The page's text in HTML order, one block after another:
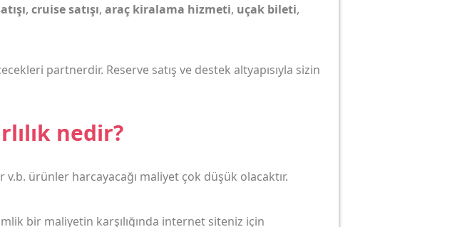
, cruise satışı, araç kiralama hizmeti, uçak bileti,
partnerdir. Reserve satış ve destek altyapısıyla sizin
nedir?
ürünler harcayacağı maliyet çok düşük olacaktır.
bir maliyetin karşılığında internet siteniz için